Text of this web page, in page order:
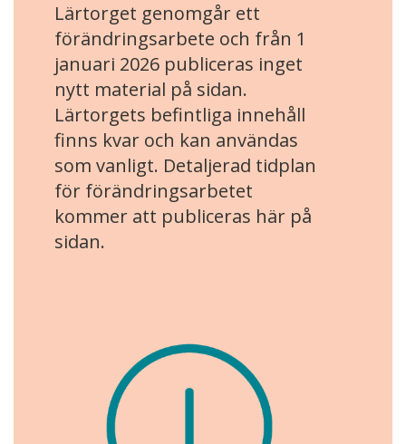
Lärtorget genomgår ett
förändringsarbete och från 1
januari 2026 publiceras inget
nytt material på sidan.
Lärtorgets befintliga innehåll
finns kvar och kan användas
som vanligt. Detaljerad tidplan
för förändringsarbetet
kommer att publiceras här på
sidan.